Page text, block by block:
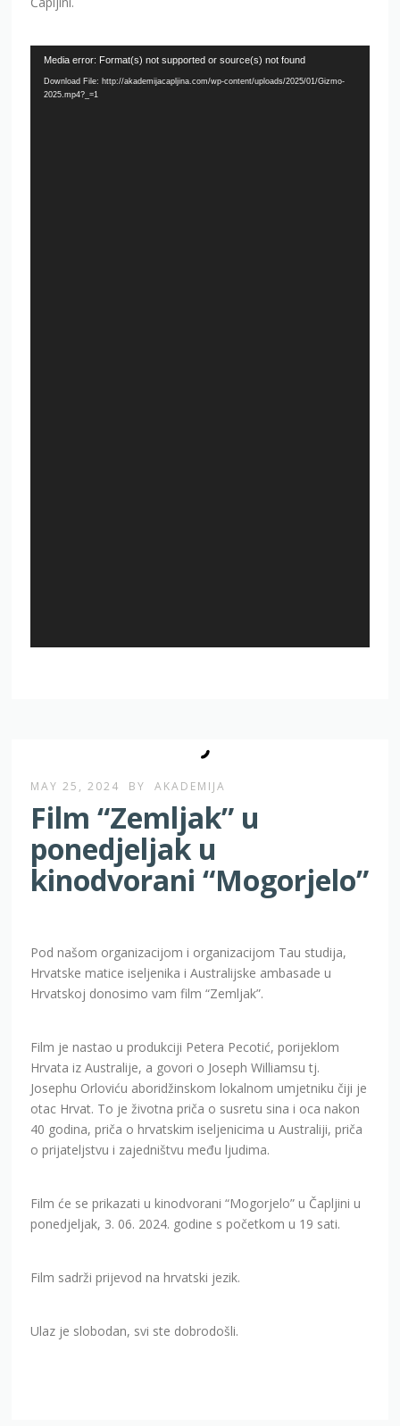
Video
Player
Media error: Format(s) not supported or source(s) not found
Download File: http://akademijacapljina.com/wp-content/uploads/2025/01/Gizmo-
2025.mp4?_=1
MAY 25, 2024 BY AKADEMIJA
Film “Zemljak” u
ponedjeljak u
kinodvorani “Mogorjelo”
Pod našom organizacijom i organizacijom Tau studija,
Hrvatske matice iseljenika i Australijske ambasade u
Hrvatskoj donosimo vam film “Zemljak”.
Film je nastao u produkciji Petera Pecotić, porijeklom
Hrvata iz Australije, a govori o Joseph Williamsu tj.
Josephu Orloviću aboridžinskom lokalnom umjetniku čiji je
otac Hrvat. To je životna priča o susretu sina i oca nakon
40 godina, priča o hrvatskim iseljenicima u Australiji, priča
o prijateljstvu i zajedništvu među ljudima.
Film će se prikazati u kinodvorani “Mogorjelo” u Čapljini u
ponedjeljak, 3. 06. 2024. godine s početkom u 19 sati.
Film sadrži prijevod na hrvatski jezik.
Ulaz je slobodan, svi ste dobrodošli.